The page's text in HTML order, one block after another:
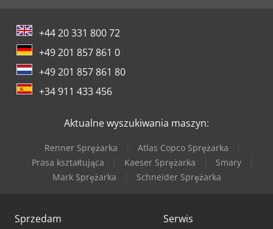
+44 20 331 800 72
+49 201 857 861 0
+49 201 857 861 80
+34 911 433 456
Aktualne wyszukiwania maszyn:
Renner Sprężarka
Atlas Copco Sprężarka
Prasa kształtująca
Kaeser Sprężarka
Smary
Mark Sprężarka
Schneider Sprężarka
Sprzedam Serwis